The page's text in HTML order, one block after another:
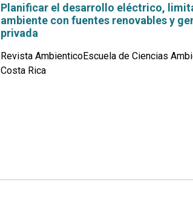
Planificar el desarrollo eléctrico,
ambiente con fuentes renovables y
privada
Revista AmbienticoEscuela de Ciencias
Costa Rica